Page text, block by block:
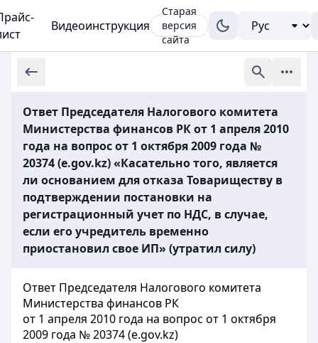
Видеоинструкция
Старая
версия
сайта
Ответ Председателя Налогового комитета
Министерства финансов РК от 1 апреля 2010
года на вопрос от 1 октября 2009 года №
20374 (e.gov.kz) «Касательно того, является
ли основанием для отказа Товариществу в
подтверждении постановки на
регистрационный учет по НДС, в случае,
если его учредитель временно
приостановил свое ИП» (утратил силу)
Ответ Председателя Налогового комитета
Министерства финансов РК
от 1 апреля 2010 года на вопрос от 1 октября
2009 года № 20374 (e.gov.kz)